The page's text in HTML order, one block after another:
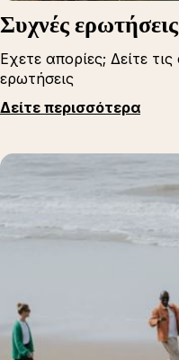
Συχνές ερωτήσεις
Εχετε απορίες; Δείτε
ερωτήσεις
Δείτε περισσότερα